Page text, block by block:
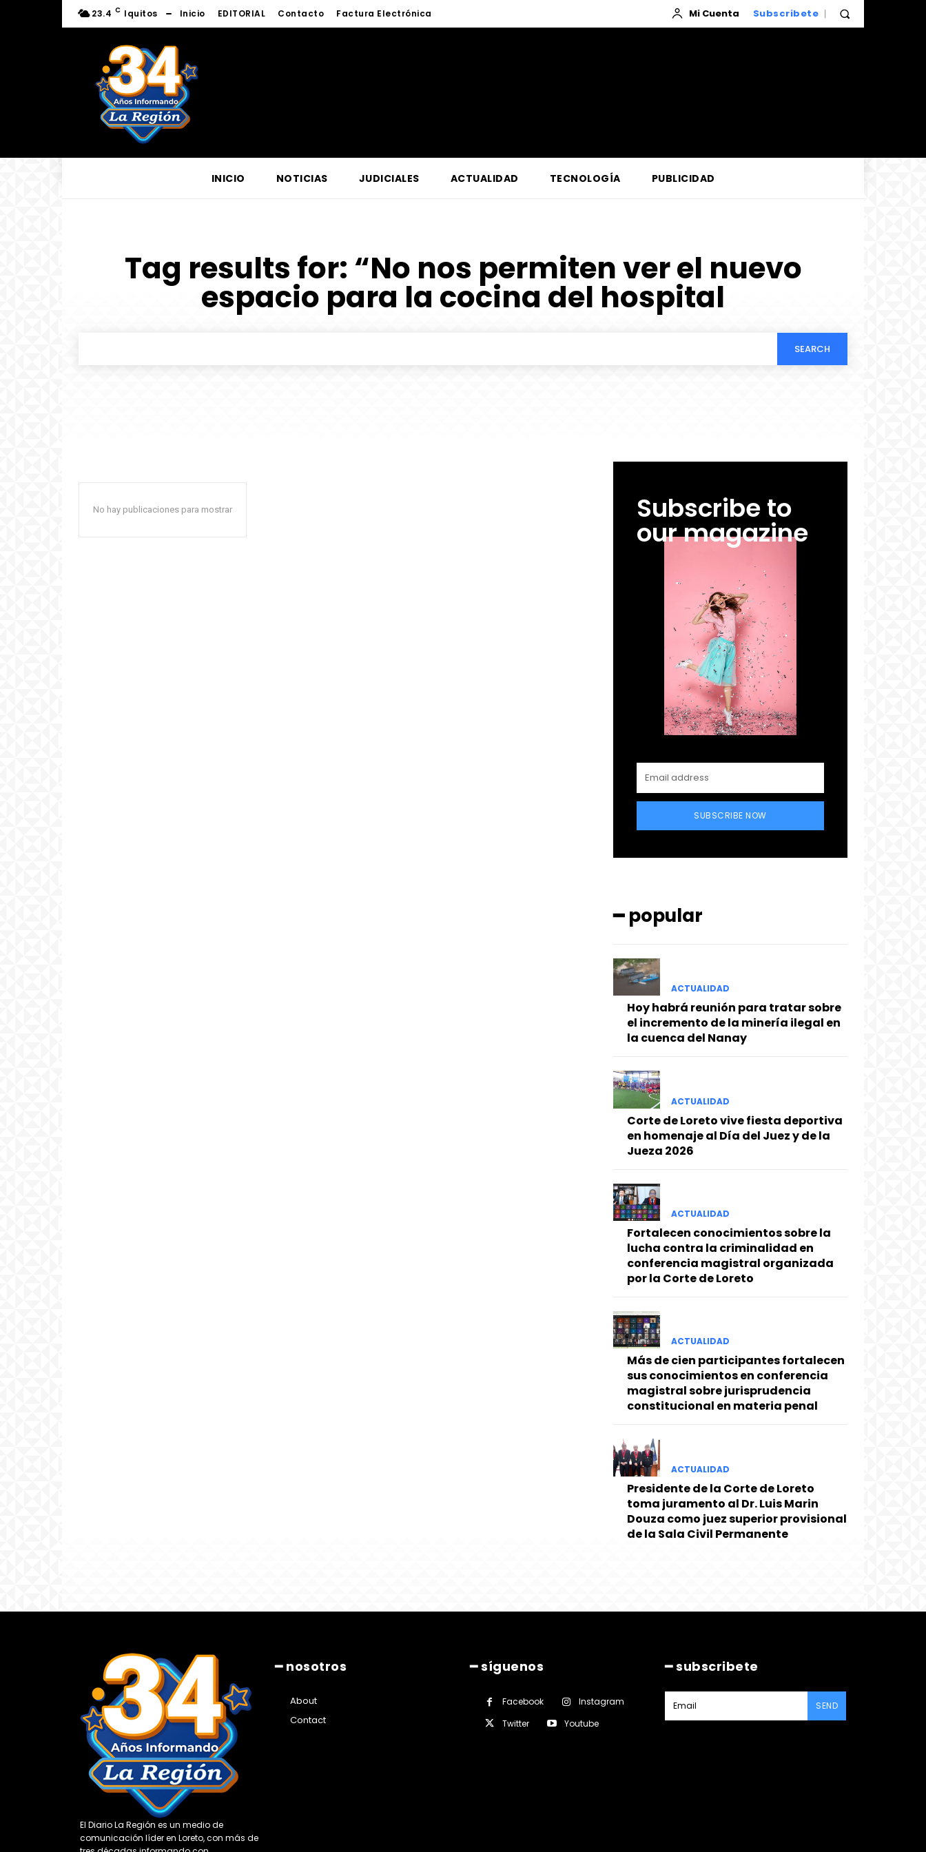
23.4 C Iquitos Inicio EDITORIAL Contacto Factura Electrónica Mi Cuenta Subscribete
INICIO NOTICIAS JUDICIALES ACTUALIDAD TECNOLOGÍA PUBLICIDAD
Tag results for: “No nos permiten ver el nuevo
espacio para la cocina del hospital
SEARCH
No hay publicaciones para mostrar Subscribe to
our magazine
SUBSCRIBE NOW
━ popular
ACTUALIDAD
Hoy habrá reunión para tratar sobre
el incremento de la minería ilegal en
la cuenca del Nanay
ACTUALIDAD
Corte de Loreto vive fiesta deportiva
en homenaje al Día del Juez y de la
Jueza 2026
ACTUALIDAD
Fortalecen conocimientos sobre la
lucha contra la criminalidad en
conferencia magistral organizada
por la Corte de Loreto
ACTUALIDAD
Más de cien participantes fortalecen
sus conocimientos en conferencia
magistral sobre jurisprudencia
constitucional en materia penal
ACTUALIDAD
Presidente de la Corte de Loreto
toma juramento al Dr. Luis Marin
Douza como juez superior provisional
de la Sala Civil Permanente
El Diario La Región es un medio de
comunicación líder en Loreto, con más de
━ nosotros
About
Contact
━ síguenos
Facebook
Instagram
Twitter
Youtube
━ subscribete
SEND